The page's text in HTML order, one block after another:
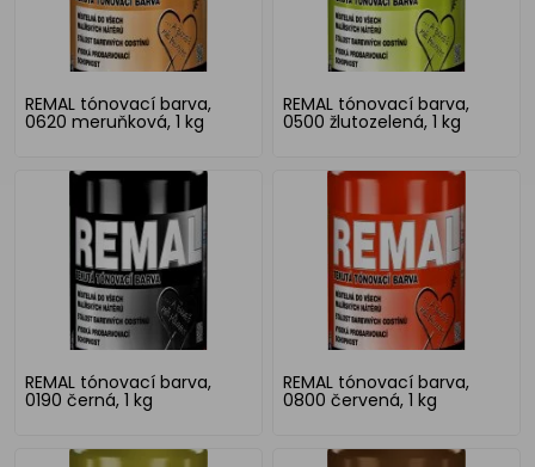
REMAL tónovací barva,
0620 meruňková, 1 kg
REMAL tónovací barva,
0500 žlutozelená, 1 kg
REMAL tónovací barva,
0190 černá, 1 kg
REMAL tónovací barva,
0800 červená, 1 kg